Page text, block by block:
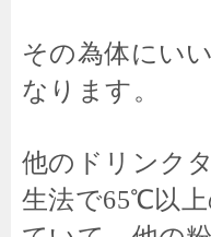
その為体にい
なります。
他のドリンク
生法で65℃以